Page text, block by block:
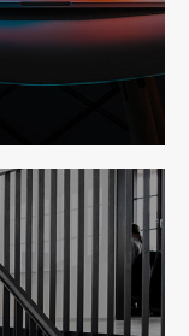
收录保留
和询盘路径